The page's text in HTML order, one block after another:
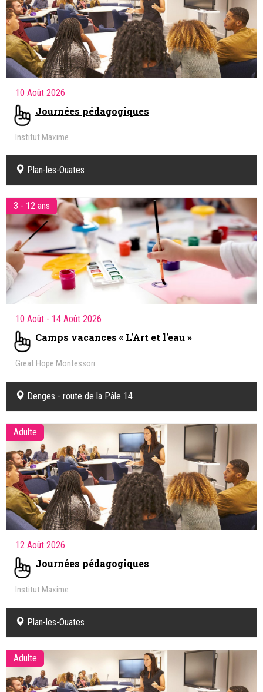
10 Août 2026
Journées pédagogiques
Institut Maxime
Plan-les-Ouates
3 - 12 ans
10 Août - 14 Août 2026
Camps vacances « L'Art et l'eau »
Great Hope Montessori
Denges - route de la Pâle 14
Adulte
12 Août 2026
Journées pédagogiques
Institut Maxime
Plan-les-Ouates
Adulte